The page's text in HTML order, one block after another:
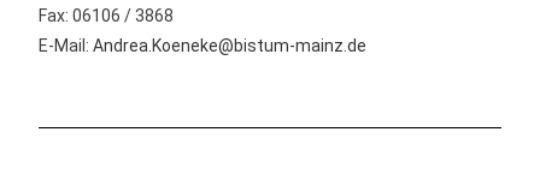
Fax: 06106 / 3868
E-Mail:Andrea.Koeneke@bistum-mainz.de